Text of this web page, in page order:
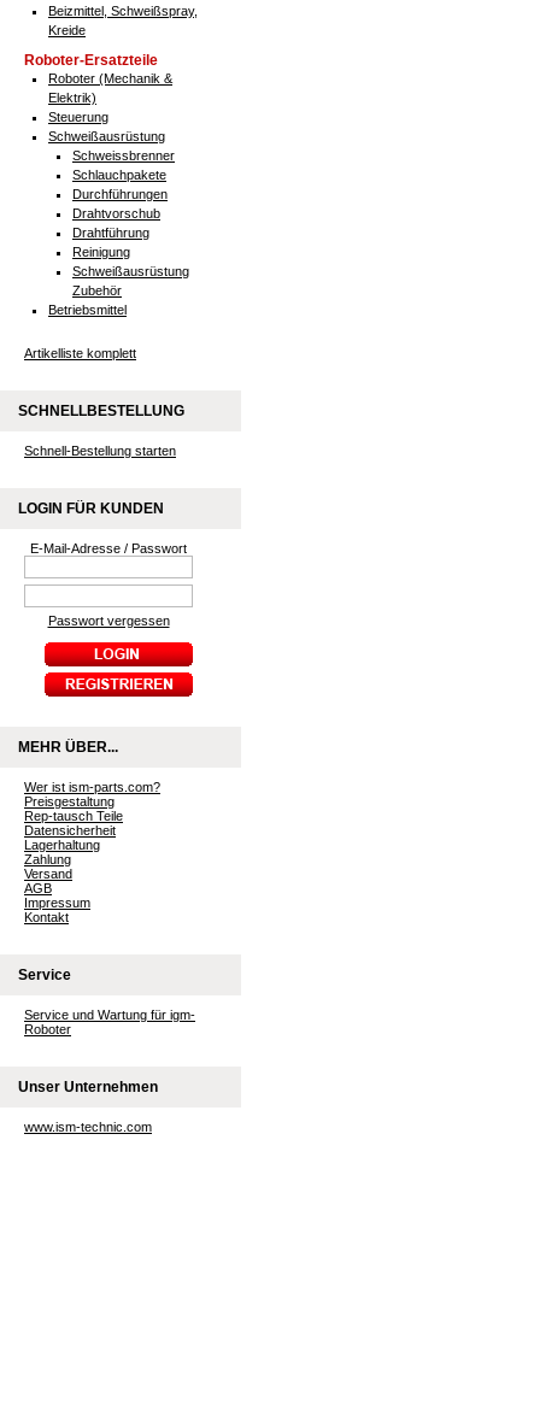
Beizmittel, Schweißspray,
Kreide
Roboter-Ersatzteile
Roboter (Mechanik &
Elektrik)
Steuerung
Schweißausrüstung
Schweissbrenner
Schlauchpakete
Durchführungen
Drahtvorschub
Drahtführung
Reinigung
Schweißausrüstung
Zubehör
Betriebsmittel
Artikelliste komplett
SCHNELLBESTELLUNG
Schnell-Bestellung starten
LOGIN FÜR KUNDEN
E-Mail-Adresse / Passwort
Passwort vergessen
MEHR ÜBER...
Wer ist ism-parts.com?
Preisgestaltung
Rep-tausch Teile
Datensicherheit
Lagerhaltung
Zahlung
Versand
AGB
Impressum
Kontakt
Service
Service und Wartung für igm-
Roboter
Unser Unternehmen
www.ism-technic.com